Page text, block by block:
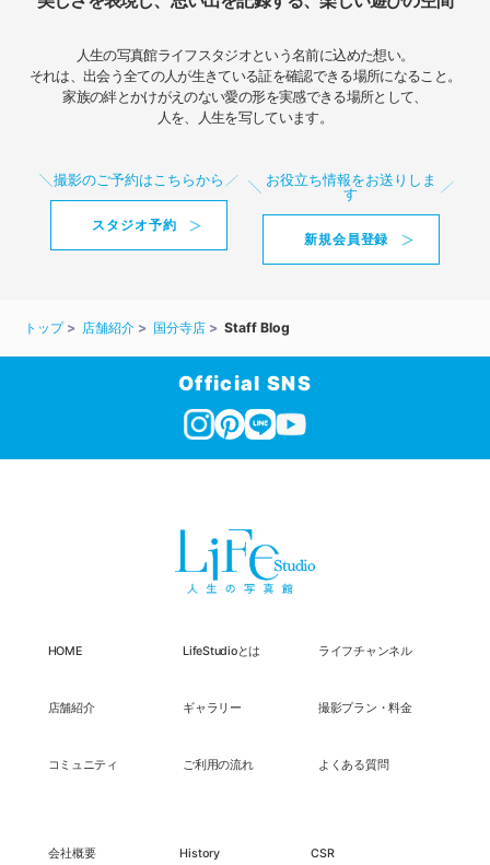
人生の写真館ライフスタジオという名前に込めた想い。
それは、出会う全ての人が生きている証を確認できる場所になること。
家族の絆とかけがえのない愛の形を実感できる場所として、
人を、人生を写しています。
撮影のご予約はこちらから
スタジオ予約
お役立ち情報をお送りしま
す
新規会員登録
トップ 店舗紹介 国分寺店 Staff Blog
Official SNS
HOME LifeStudioとは ライフチャンネル
店舗紹介 ギャラリー 撮影プラン・料金
コミュニティ ご利用の流れ よくある質問
会社概要 History CSR